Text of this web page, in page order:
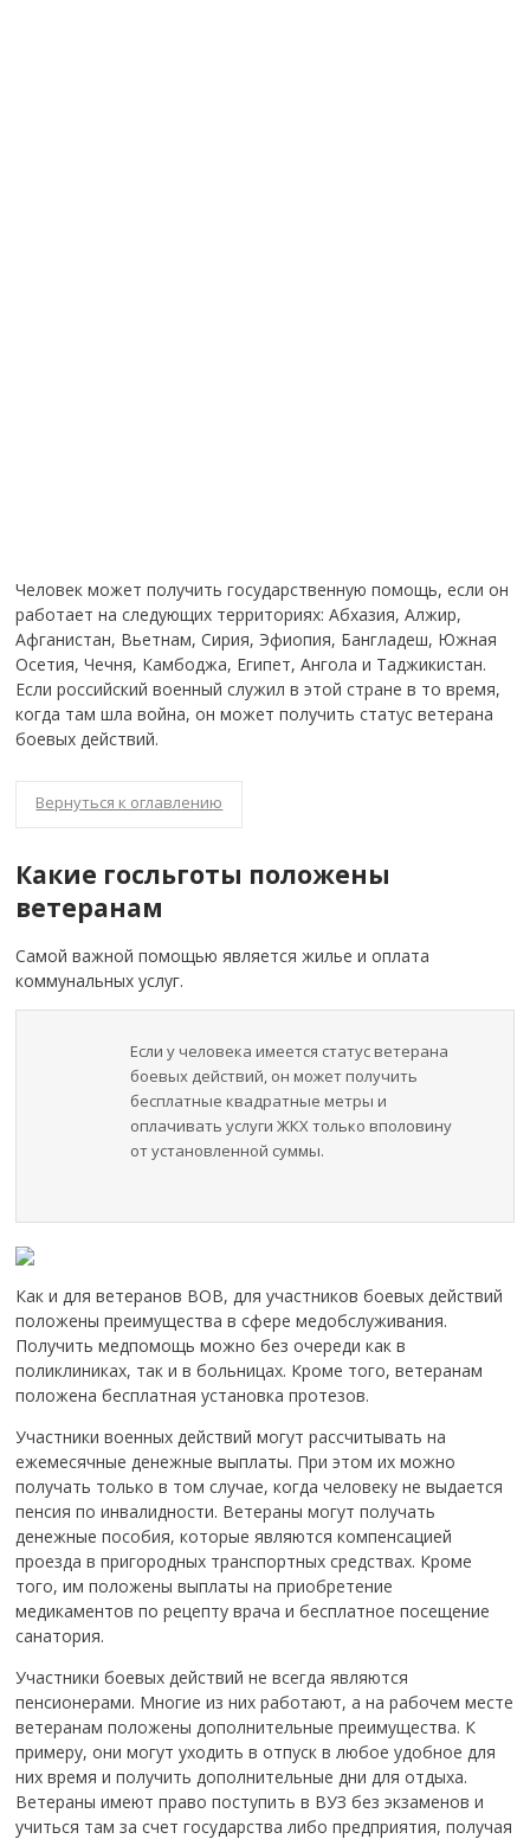
Человек может получить государственную помощь, если он
работает на следующих территориях: Абхазия, Алжир,
Афганистан, Вьетнам, Сирия, Эфиопия, Бангладеш, Южная
Осетия, Чечня, Камбоджа, Египет, Ангола и Таджикистан.
Если российский военный служил в этой стране в то время,
когда там шла война, он может получить статус ветерана
боевых действий.
Вернуться к оглавлению
Какие госльготы положены
ветеранам
Самой важной помощью является жилье и оплата
коммунальных услуг.
Если у человека имеется статус ветерана
боевых действий, он может получить
бесплатные квадратные метры и
оплачивать услуги ЖКХ только вполовину
от установленной суммы.
Как и для ветеранов ВОВ, для участников боевых действий
положены преимущества в сфере медобслуживания.
Получить медпомощь можно без очереди как в
поликлиниках, так и в больницах. Кроме того, ветеранам
положена бесплатная установка протезов.
Участники военных действий могут рассчитывать на
ежемесячные денежные выплаты. При этом их можно
получать только в том случае, когда человеку не выдается
пенсия по инвалидности. Ветераны могут получать
денежные пособия, которые являются компенсацией
проезда в пригородных транспортных средствах. Кроме
того, им положены выплаты на приобретение
медикаментов по рецепту врача и бесплатное посещение
санатория.
Участники боевых действий не всегда являются
пенсионерами. Многие из них работают, а на рабочем месте
ветеранам положены дополнительные преимущества. К
примеру, они могут уходить в отпуск в любое удобное для
них время и получить дополнительные дни для отдыха.
Ветераны имеют право поступить в ВУЗ без экзаменов и
учиться там за счет государства либо предприятия, получая